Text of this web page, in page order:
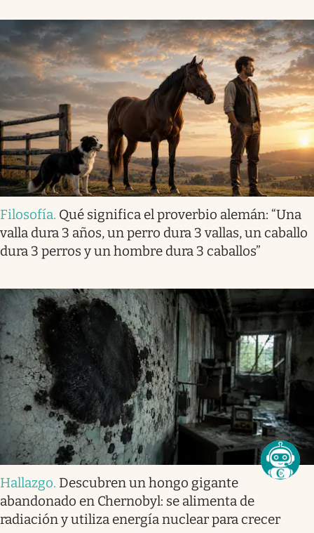
Filosofía. Qué significa el proverbio alemán: “Una
valla dura 3 años, un perro dura 3 vallas, un caballo
dura 3 perros y un hombre dura 3 caballos”
Hallazgo. Descubren un hongo gigante
abandonado en Chernobyl: se alimenta de
radiación y utiliza energía nuclear para crecer